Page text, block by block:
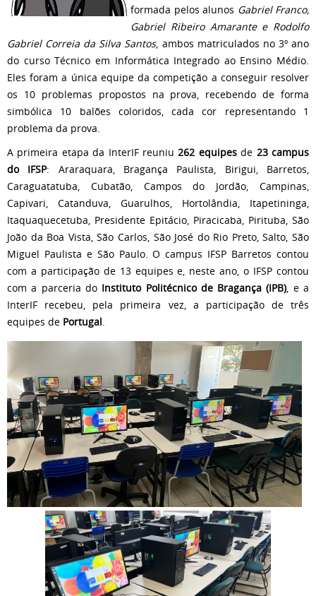
formada pelos alunos Gabriel Franco,
Gabriel Ribeiro Amarante e Rodolfo
Gabriel Correia da Silva Santos, ambos matriculados no 3º ano
do curso Técnico em Informática Integrado ao Ensino Médio.
Eles foram a única equipe da competição a conseguir resolver
os 10 problemas propostos na prova, recebendo de forma
simbólica 10 balões coloridos, cada cor representando 1
problema da prova.
A primeira etapa da InterIF reuniu262 equipesde 23 campus
do IFSP: Araraquara, Bragança Paulista, Birigui, Barretos,
Caraguatatuba, Cubatão, Campos do Jordão, Campinas,
Capivari, Catanduva, Guarulhos, Hortolândia, Itapetininga,
Itaquaquecetuba, Presidente Epitácio, Piracicaba, Pirituba, São
João da Boa Vista, São Carlos, São José do Rio Preto, Salto, São
Miguel Paulista e São Paulo. O campus IFSP Barretos contou
com a participação de 13 equipes e, neste ano, o IFSP contou
com a parceria do Instituto Politécnico de Bragança (IPB), e a
InterIF recebeu, pela primeira vez, a participação de três
equipes de Portugal.